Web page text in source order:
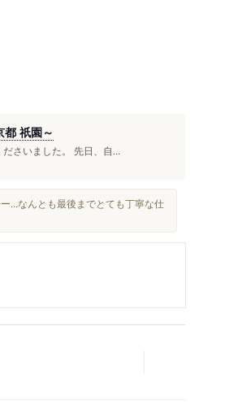
祇園～
さいました。 先日、自...
...なんとも最後までとても丁寧な仕